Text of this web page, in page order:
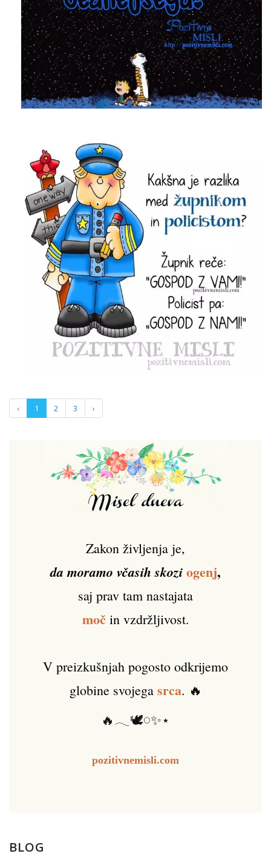
‹ 1 2 3 ›
Zakon življenja je,
da moramo včasih skoziogenj,
saj prav tam nastajata
močin vzdržljivost.
V preizkušnjah pogosto odkrijemo
globine svojega srca. 🔥
🔥𓂃🕊️𓏸✨⋆
pozitivnemisli.com
BLOG